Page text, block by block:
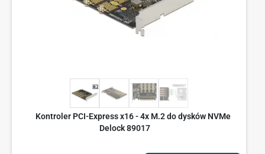
Kontroler PCI-Express x16 - 4x M.2 do dysków NVMe
Delock 89017